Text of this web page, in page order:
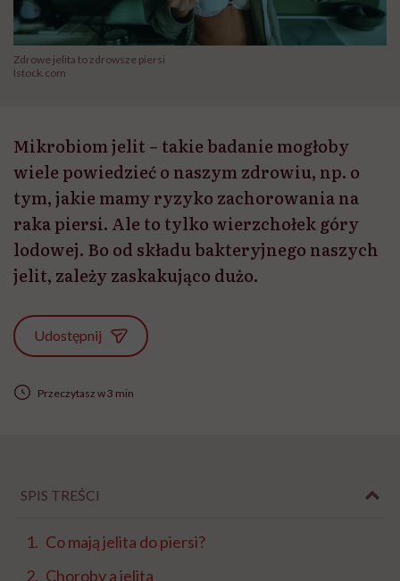
Zdrowe jelita to zdrowsze piersi
Istock.com
Mikrobiom jelit – takie badanie mogłoby
wiele powiedzieć o naszym zdrowiu, np. o
tym, jakie mamy ryzyko zachorowania na
raka piersi. Ale to tylko wierzchołek góry
lodowej. Bo od składu bakteryjnego naszych
jelit, zależy zaskakująco dużo.
Udostępnij
Przeczytasz w 3 min
SPIS TREŚCI
Co mają jelita do piersi?
Choroby a jelita